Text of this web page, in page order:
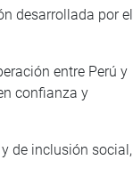
desarrollada por el
entre Perú y
confianza y
de inclusión social,